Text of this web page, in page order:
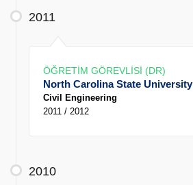
2011
ÖĞRETİM GÖREVLİSİ (DR)
North Carolina State University
Civil Engineering
2011 / 2012
2010